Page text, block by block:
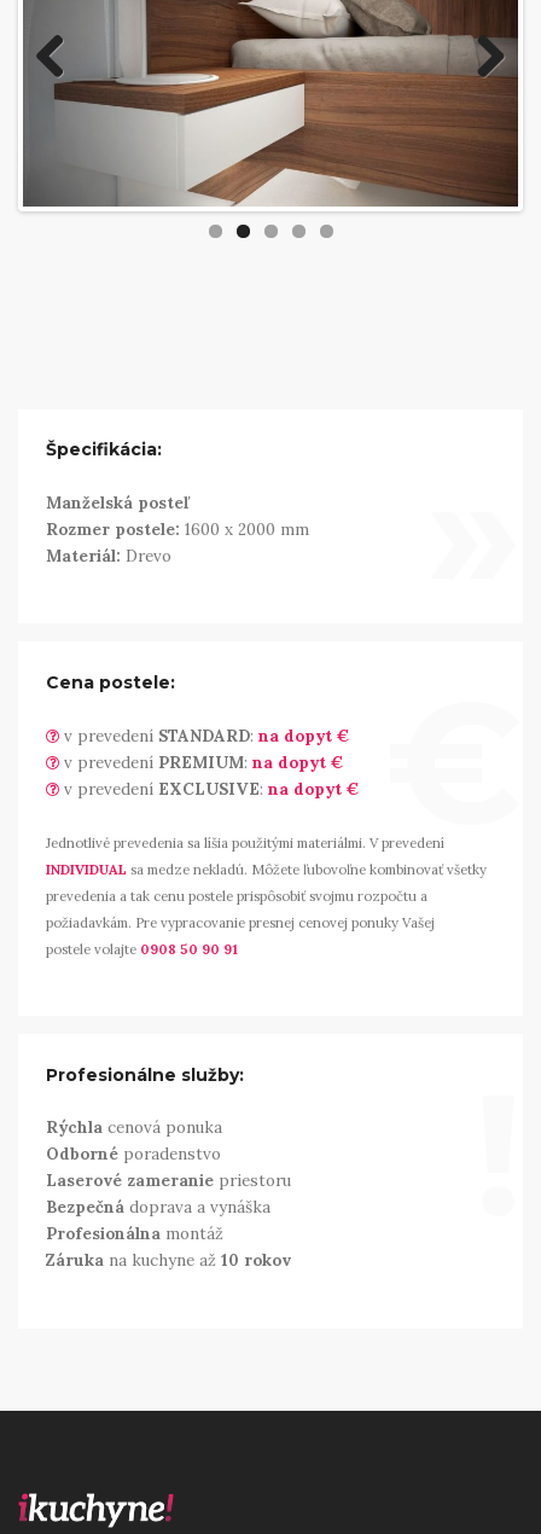
Kuchynské štúdio Bratislava
Previous Next
Špecifikácia:
Manželská posteľ
Rozmer postele: 1600 x 2000 mm
Materiál: Drevo
Cena postele:
v prevedení STANDARD: na dopyt €
v prevedení PREMIUM: na dopyt €
v prevedení EXCLUSIVE: na dopyt €
Jednotlivé prevedenia sa líšia použitými materiálmi. V prevedení
INDIVIDUAL sa medze nekladú. Môžete ľubovoľne kombinovať všetky
prevedenia a tak cenu postele prispôsobiť svojmu rozpočtu a
požiadavkám. Pre vypracovanie presnej cenovej ponuky Vašej
postele volajte 0908 50 90 91
Profesionálne služby:
Rýchlacenová ponuka
Odbornéporadenstvo
Laserové zameraniepriestoru
Bezpečnádoprava a vynáška
Profesionálnamontáž
Zárukana kuchyne až 10 rokov